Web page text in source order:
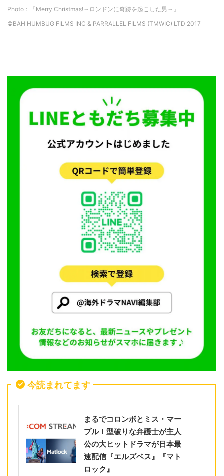
Photo：『Merry Christmas!～ロンドンに奇跡を起こした男～』
©BAH HUMBUG FILMS INC & PARRALLEL FILMS (TMWIC) LTD 2017
今読まれてます
まるでコロンボとミス・マー
プル！型破りな弁護士が主人
公の大ヒットドラマが日本最
速配信『エルズベス』『マト
ロック』